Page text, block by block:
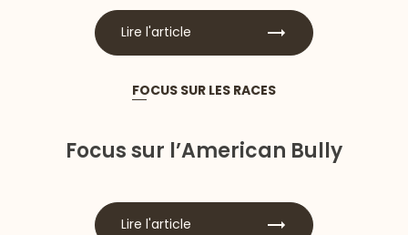
Lire l'article
FOCUS SUR LES RACES
Focus sur l’American Bully
Lire l'article